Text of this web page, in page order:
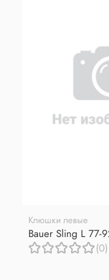
Клюшки левые
Bauer Sling L 77-
(0)